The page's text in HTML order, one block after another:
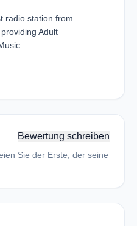
radio station from
Adult
Bewertung schreiben
Sie der Erste, der seine